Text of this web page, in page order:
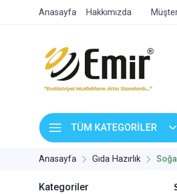
Anasayfa Hakkımızda
TÜM KATEGORİLER
Anasayfa Gıda Hazırlık
Kategoriler